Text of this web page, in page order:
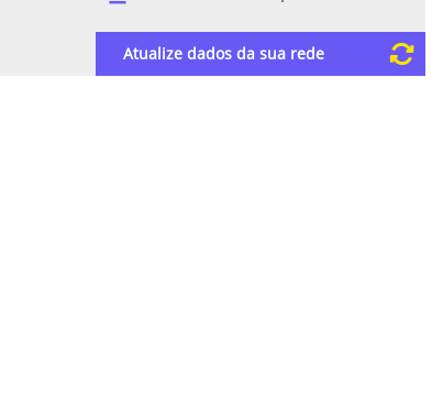
Atualize dados da sua rede